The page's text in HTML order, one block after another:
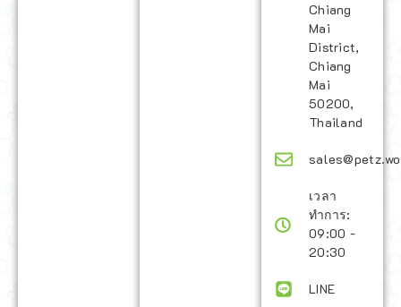
Chiang
Mai
District,
Chiang
Mai
50200,
Thailand
เวลา
ทำการ:
09:00 -
20:30
LINE